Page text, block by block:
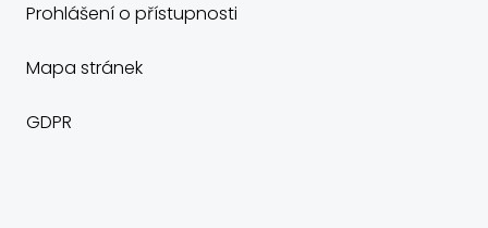
Prohlášení o přístupnosti
Mapa stránek
GDPR